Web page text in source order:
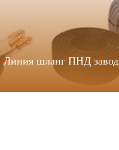
Линия шланг ПНД завод